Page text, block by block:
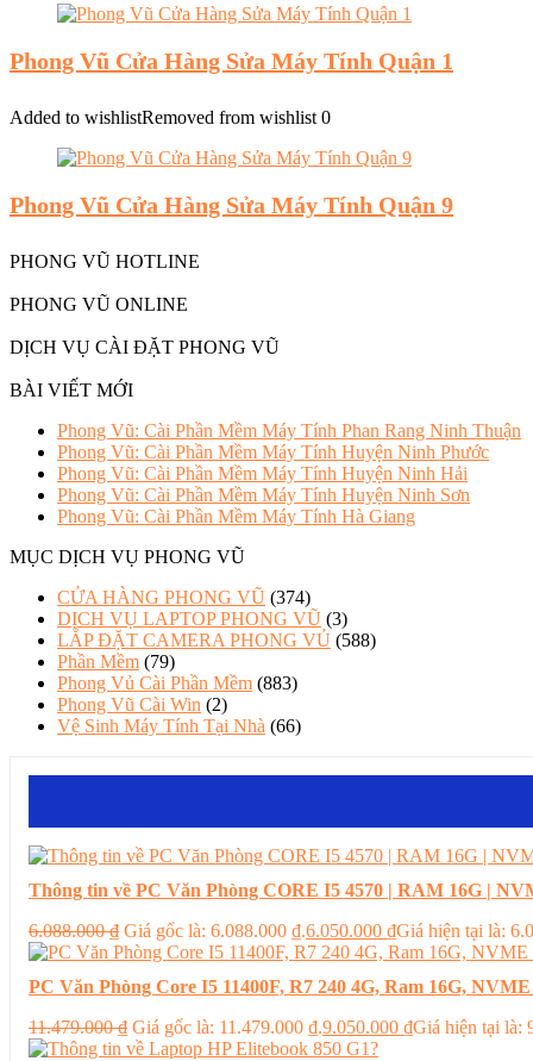
Phong Vũ Cửa Hàng Sửa Máy Tính Quận 1
Added to wishlistRemoved from wishlist 0
Phong Vũ Cửa Hàng Sửa Máy Tính Quận 9
PHONG VŨ HOTLINE
PHONG VŨ ONLINE
DỊCH VỤ CÀI ĐẶT PHONG VŨ
BÀI VIẾT MỚI
Phong Vũ: Cài Phần Mềm Máy Tính Phan Rang Ninh Thuận
Phong Vũ: Cài Phần Mềm Máy Tính Huyện Ninh Phước
Phong Vũ: Cài Phần Mềm Máy Tính Huyện Ninh Hải
Phong Vũ: Cài Phần Mềm Máy Tính Huyện Ninh Sơn
Phong Vũ: Cài Phần Mềm Máy Tính Hà Giang
MỤC DỊCH VỤ PHONG VŨ
CỬA HÀNG PHONG VŨ (374)
DỊCH VỤ LAPTOP PHONG VŨ (3)
LẮP ĐẶT CAMERA PHONG VỦ (588)
Phần Mềm (79)
Phong Vủ Cài Phần Mềm (883)
Phong Vũ Cài Win (2)
Vệ Sinh Máy Tính Tại Nhà (66)
Thông tin về PC Văn Phòng CORE I5 4570 | RAM 16G |
6.088.000₫ Giá gốc là: 6.088.000 ₫.6.050.000 ₫Giá hiện tại là:
PC Văn Phòng Core I5 11400F, R7 240 4G, Ram 16G,
11.479.000₫ Giá gốc là: 11.479.000 ₫.9.050.000 ₫Giá hiện tại là: